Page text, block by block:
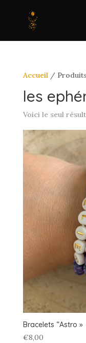
Accueil/ Produits
les
Voici le seul
Bracelets “Astro »
€8,00